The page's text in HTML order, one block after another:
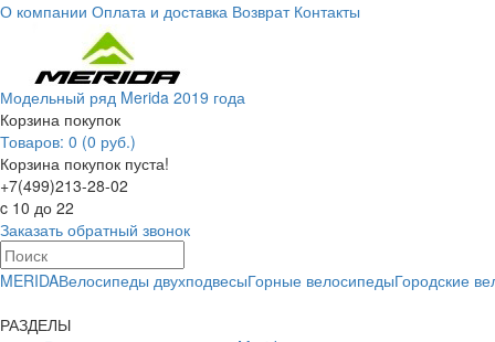
О компании Оплата и доставка Возврат Контакты
Модельный ряд Merida 2019 года
Корзина покупок
Товаров: 0 (0 руб.)
Корзина покупок пуста!
+7(499)213-28-02
c 10 до 22
Заказать обратный звонок
MERIDAВелосипеды двухподвесыГорные велосипедыГородские
РАЗДЕЛЫ